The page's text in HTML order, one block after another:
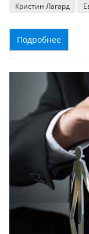
Кристин Лагард
Подробнее